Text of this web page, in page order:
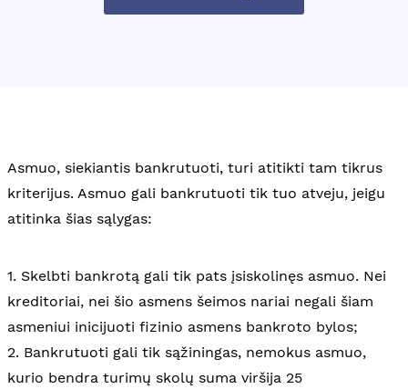
Asmuo, siekiantis bankrutuoti, turi atitikti tam tikrus
kriterijus. Asmuo gali bankrutuoti tik tuo atveju, jeigu
atitinka šias sąlygas:
1. Skelbti bankrotą gali tik pats įsiskolinęs asmuo. Nei
kreditoriai, nei šio asmens šeimos nariai negali šiam
asmeniui inicijuoti fizinio asmens bankroto bylos;
2. Bankrutuoti gali tik sąžiningas, nemokus asmuo,
kurio bendra turimų skolų suma viršija 25